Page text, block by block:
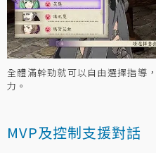
全體滿幹勁就可以自由選擇指導
力。
MVP及控制支援對話